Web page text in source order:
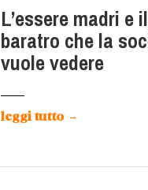
L’essere madri e
baratro che la
vuole vedere
leggi tutto →